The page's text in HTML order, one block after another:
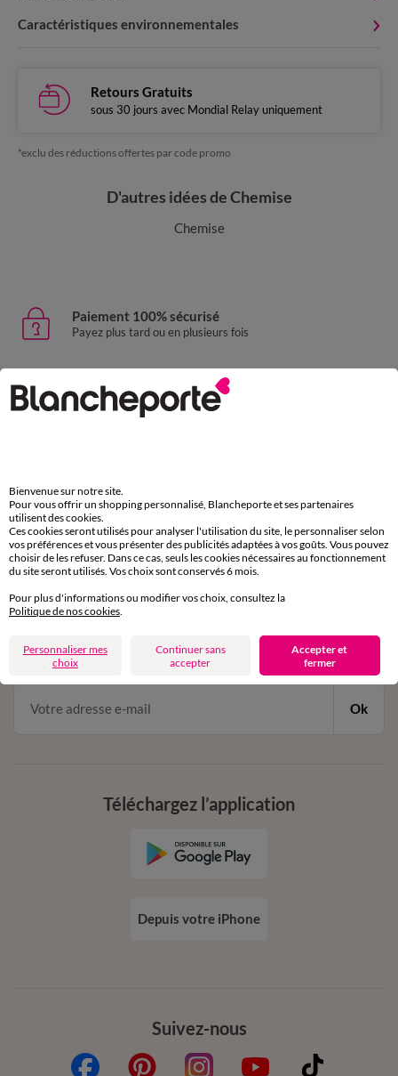
Caractéristiques environnementales
Retours Gratuits
sous 30 jours avec Mondial Relay uniquement
*exclu des réductions offertes par code promo
D'autres idées de Chemise
Chemise
Paiement 100% sécurisé
Payez plus tard ou en plusieurs fois
domicile, relais, consignes automatiques
Service clients
par chat et par téléphone
de 8h00 à 20h00 du lundi au samedi
11€ Offerts
en vous inscrivant à la newsletter
dès 20€ d’achat
conditions dans votre email de confirmation
Ok
Suivez-nous
Téléchargez l’application
Depuis votre iPhone
Bienvenue sur notre site.
Pour vous offrir un shopping personnalisé, Blancheporte et ses partenaires
utilisent des cookies.
Ces cookies seront utilisés pour analyser l'utilisation du site, le personnaliser selon
vos préférences et vous présenter des publicités adaptées à vos goûts. Vous pouvez
choisir de les refuser. Dans ce cas, seuls les cookies nécessaires au fonctionnement
du site seront utilisés. Vos choix sont conservés 6 mois.
Pour plus d'informations ou modifier vos choix, consultez la
Politique de nos cookies.
Personnaliser mes
choix
Continuer sans
accepter
Accepter et
fermer